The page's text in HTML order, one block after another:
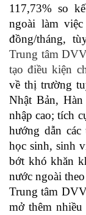
117,73% so
ngoài làm
đồng/tháng,
Trung tâm
tạo điều kiện
về thị trường
Nhật Bản,
nhập cao; tích
hướng dẫn
học sinh, sinh
bớt khó khăn
nước ngoài
Trung tâm
mở thêm